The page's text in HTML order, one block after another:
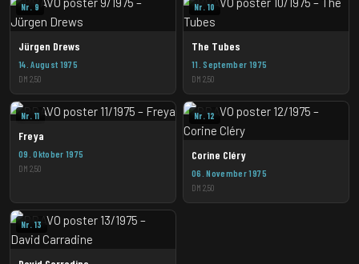
Nr. 9
Jürgen Drews
14. August 1975
DM 2,50
Nr. 10
The Tubes
11. September 1975
DM 2,50
Nr. 11
Freya
09. Oktober 1975
DM 2,50
Nr. 12
Corine Cléry
06. November 1975
DM 2,50
Nr. 13